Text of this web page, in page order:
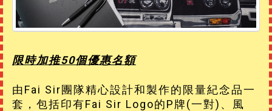
限時加推50個優惠名額
由Fai Sir團隊精心設計和製作的限量紀念品一
套，包括印有Fai Sir Logo的P牌(一對)、風